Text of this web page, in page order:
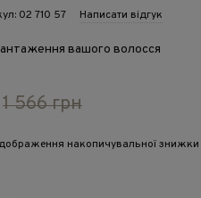
02 710 57 Написати відгук
вашого волосся
1 566 грн
накопичувальної знижки